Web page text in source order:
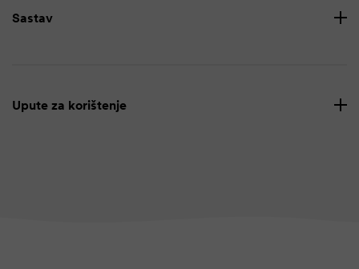
Sastav
Upute za korištenje